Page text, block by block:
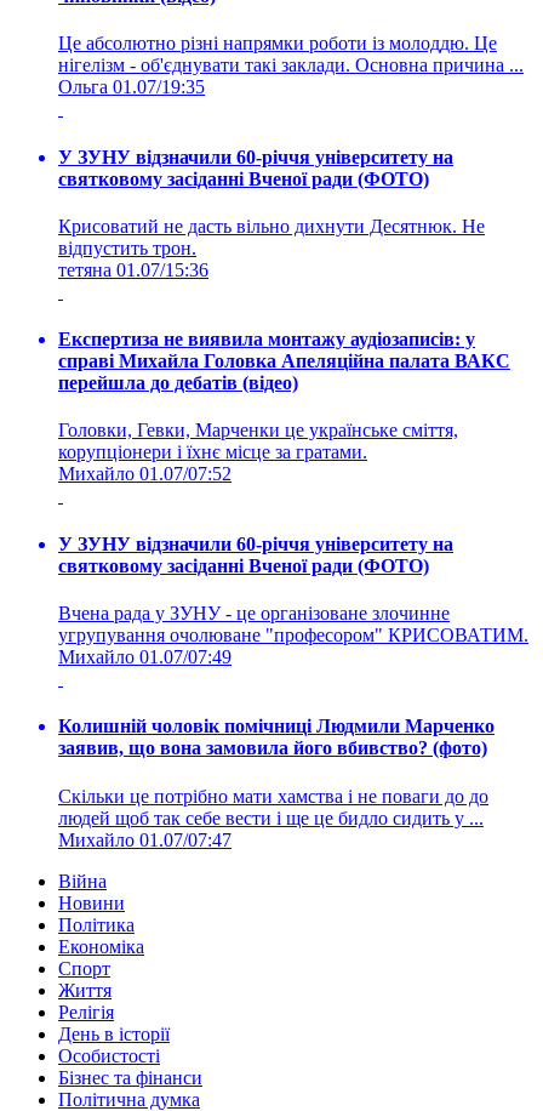
Це абсолютно різні напрямки роботи із молоддю. Це
нігелізм - об'єднувати такі заклади. Основна причина ...
Ольга 01.07/19:35
У ЗУНУ відзначили 60-річчя університету на
святковому засіданні Вченої ради (ФОТО)
Крисоватий не дасть вільно дихнути Десятнюк. Не
відпустить трон.
тетяна 01.07/15:36
Експертиза не виявила монтажу аудіозаписів: у
справі Михайла Головка Апеляційна палата ВАКС
перейшла до дебатів (відео)
Головки, Гевки, Марченки це українське сміття,
корупціонери і їхнє місце за гратами.
Михайло 01.07/07:52
У ЗУНУ відзначили 60-річчя університету на
святковому засіданні Вченої ради (ФОТО)
Вчена рада у ЗУНУ - це організоване злочинне
угрупування очолюване "професором" КРИСОВАТИМ.
Михайло 01.07/07:49
Колишній чоловік помічниці Людмили Марченко
заявив, що вона замовила його вбивство? (фото)
Скільки це потрібно мати хамства і не поваги до до
людей щоб так себе вести і ще це бидло сидить у ...
Михайло 01.07/07:47
Війна
Новини
Політика
Економіка
Спорт
Життя
Релігія
День в історії
Особистості
Бізнес та фінанси
Політична думка